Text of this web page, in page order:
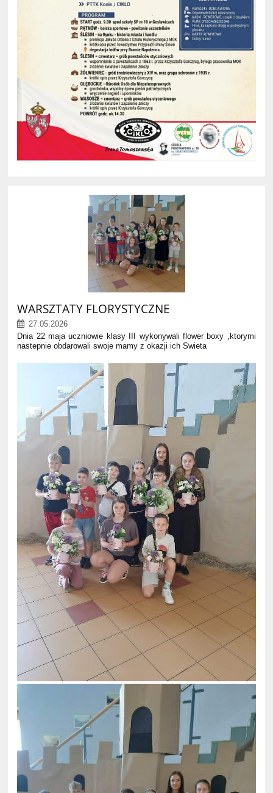
WARSZTATY FLORYSTYCZNE
27.05.2026
Dnia 22 maja uczniowie klasy III wykonywali flower boxy ,ktorymi
nastepnie obdarowali swoje mamy z okazji ich Swieta